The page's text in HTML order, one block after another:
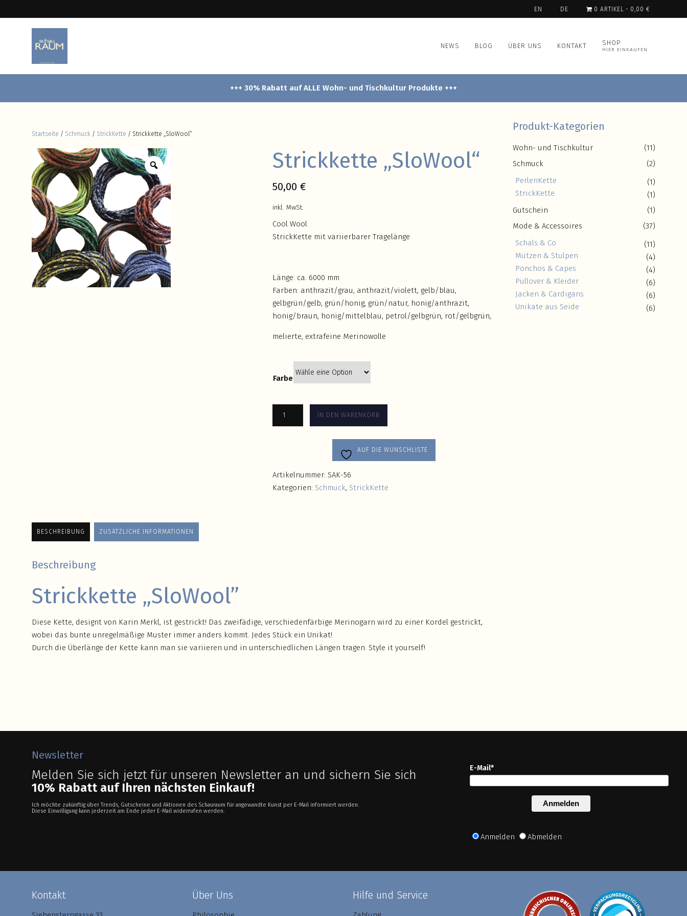
EN DE 0 ARTIKEL 0,00 €
NEWS BLOG ÜBER UNS KONTAKT SHOP
HIER EINKAUFEN
+++ 30% Rabatt auf ALLE Wohn- und Tischkultur Produkte +++
Startseite / Schmuck / StrickKette / Strickkette „SloWool“
Strickkette „SloWool“
50,00€
inkl. MwSt.
Cool Wool
StrickKette mit variierbarer Tragelänge
Länge: ca. 6000 mm
Farben: anthrazit/grau, anthrazit/violett, gelb/blau,
gelbgrün/gelb, grün/honig, grün/natur, honig/anthrazit,
honig/braun, honig/mittelblau, petrol/gelbgrün, rot/gelbgrün,
melierte, extrafeine Merinowolle
Farbe
IN DEN WARENKORB
AUF DIE WUNSCHLISTE
Artikelnummer:SAK-56
Kategorien: Schmuck, StrickKette
BESCHREIBUNG ZUSÄTZLICHE INFORMATIONEN
Beschreibung
Strickkette „SloWool”
Diese Kette, designt von Karin Merkl, ist gestrickt! Das zweifädige, verschiedenfärbige Merinogarn wird zu einer Kordel gestrickt,
wobei das bunte unregelmäßige Muster immer anders kommt. Jedes Stück ein Unikat!
Durch die Überlänge der Kette kann man sie variieren und in unterschiedlichen Längen tragen. Style it yourself!
Produkt-Kategorien
Wohn- und Tischkultur
(11)
Schmuck
(2)
PerlenKette
(1)
StrickKette
(1)
Gutschein
(1)
Mode & Accessoires
(37)
Schals & Co
(11)
Mützen & Stulpen
(4)
Ponchos & Capes
(4)
Pullover & Kleider
(6)
Jacken & Cardigans
(6)
Unikate aus Seide
(6)
Newsletter
Melden Sie sich jetzt für unseren Newsletter an und sichern Sie sich
10% Rabatt auf Ihren nächsten Einkauf!
Ich möchte zukünftig über Trends, Gutscheine und Aktionen des Schauraum für angewandte Kunst per E-Mail informiert werden.
Diese Einwilligung kann jederzeit am Ende jeder E-Mail widerrufen werden.
E-Mail*
Anmelden
Anmelden Abmelden
Kontakt Über Uns Hilfe und Service